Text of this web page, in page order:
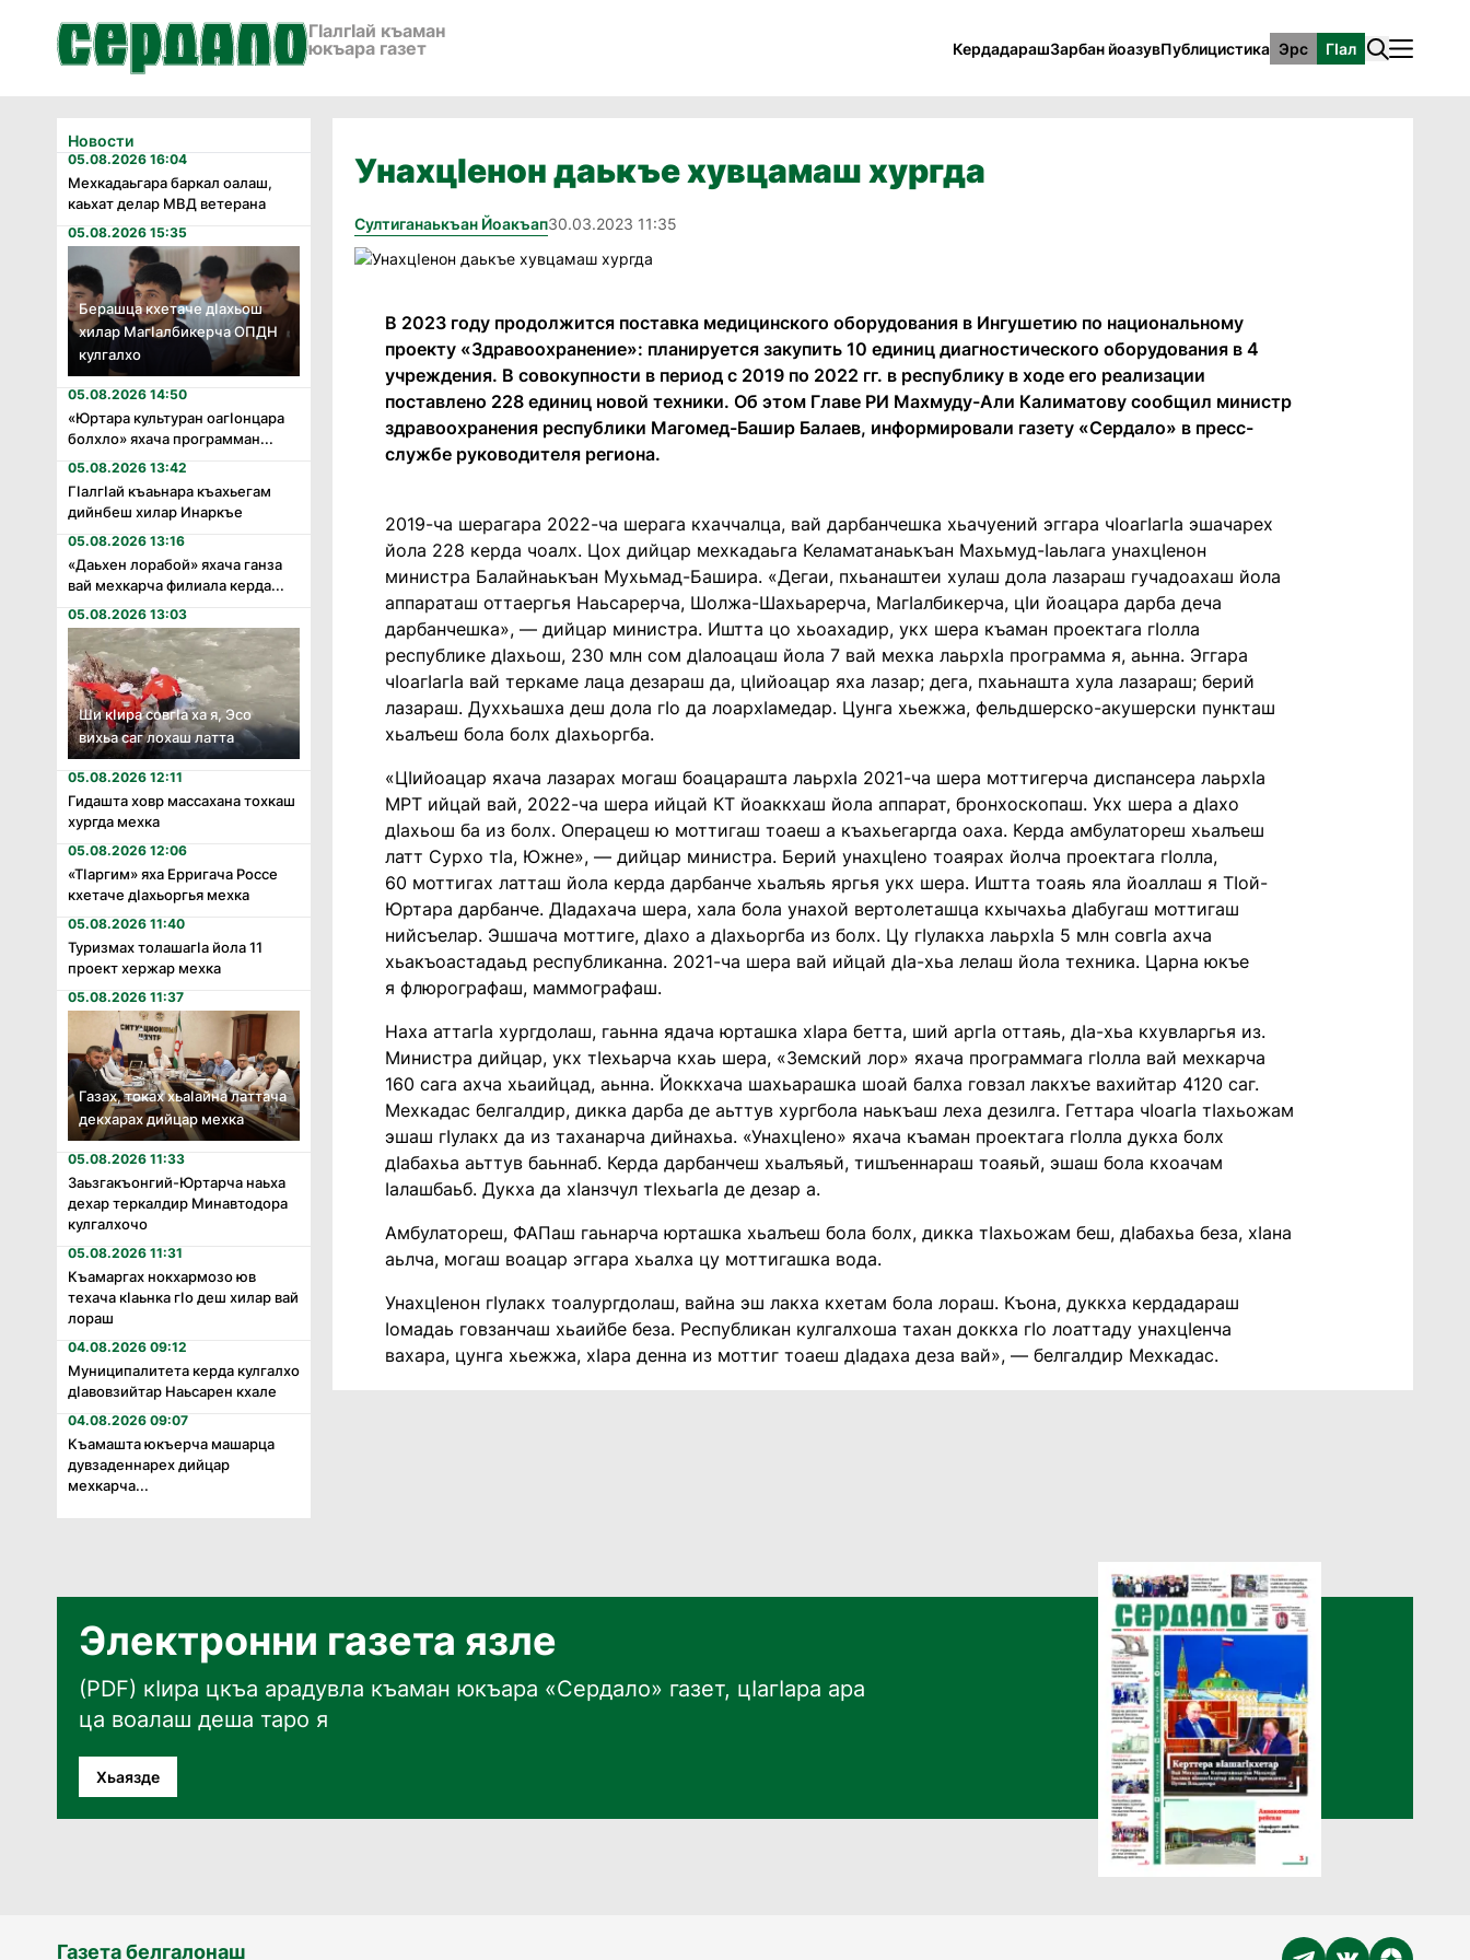
ГӀалгӀай къаман
юкъара газет
КердадарашЗарбан йоазувПублицистика Эрс ГӀал
Новости
05.08.2026 16:04
Мехкадаьгара баркал оалаш,
каьхат делар МВД ветерана
05.08.2026 15:35
Берашца кхетаче дӏахьош
хилар Магӏалбикерча ОПДН
кулгалхо
05.08.2026 14:50
«Юртара культуран оагӏонцара
болхло» яхача программан...
05.08.2026 13:42
Гӏалгӏай къаьнара къахьегам
дийнбеш хилар Инаркъе
05.08.2026 13:16
«Даьхен лорабой» яхача ганза
вай мехкарча филиала керда...
05.08.2026 13:03
Ши кӏира совгӏа ха я, Эсо
вихьа саг лохаш латта
05.08.2026 12:11
Гидашта ховр массахана тохкаш
хургда мехка
05.08.2026 12:06
«Тӏаргим» яха Ерригача Россе
кхетаче дӏахьоргья мехка
05.08.2026 11:40
Туризмах толашагӏа йола 11
проект хержар мехка
05.08.2026 11:37
Газах, токах хьаӏайна латтача
декхарах дийцар мехка
05.08.2026 11:33
Заьзгакъонгий-Юртарча наьха
дехар теркалдир Минавтодора
кулгалхочо
05.08.2026 11:31
Къамаргах нокхармозо юв
техача кӏаьнка гӏо деш хилар вай
лораш
04.08.2026 09:12
Муниципалитета керда кулгалхо
дӏавовзийтар Наьсарен кхале
04.08.2026 09:07
Къамашта юкъерча машарца
дувзаденнарех дийцар
мехкарча...
УнахцIенон даькъе хувцамаш хургда
Султиганаькъан Йоакъап30.03.2023 11:35
В 2023 году продолжится поставка медицинского оборудования в Ингушетию по национальному
проекту «Здравоохранение»: планируется закупить 10 единиц диагностического оборудования в 4
учреждения. В совокупности в период с 2019 по 2022 гг. в республику в ходе его реализации
поставлено 228 единиц новой техники. Об этом Главе РИ Махмуду-Али Калиматову сообщил министр
здравоохранения республики Магомед-Башир Балаев, информировали газету «Сердало» в пресс-
службе руководителя региона.
2019-ча шерагара 2022-ча шерага кхаччалца, вай дарбанчешка хьачуений эггара чIоагIагIа эшачарех
йола 228 керда чоалх. Цох дийцар мехкадаьга Келаматанаькъан Махьмуд-Iаьлага унахцIенон
министра Балайнаькъан Мухьмад-Башира. «Дегаи, пхьанаштеи хулаш дола лазараш гучадоахаш йола
аппараташ оттаергья Наьсарерча, Шолжа-Шахьарерча, МагIалбикерча, цIи йоацара дарба деча
дарбанчешка», — дийцар министра. Иштта цо хьоахадир, укх шера къаман проектага гIолла
республике дIахьош, 230 млн сом дIалоацаш йола 7 вай мехка лаьрхIа программа я, аьнна. Эггара
чIоагIагIа вай теркаме лаца дезараш да, цIийоацар яха лазар; дега, пхаьнашта хула лазараш; берий
лазараш. Духхьашха деш дола гIо да лоархIамедар. Цунга хьежжа, фельдшерско-акушерски пункташ
хьалъеш бола болх дIахьоргба.
«ЦIийоацар яхача лазарах могаш боацарашта лаьрхIа 2021-ча шера моттигерча диспансера лаьрхIа
МРТ ийцай вай, 2022-ча шера ийцай КТ йоаккхаш йола аппарат, бронхоскопаш. Укх шера а дIахо
дIахьош ба из болх. Операцеш ю моттигаш тоаеш а къахьегаргда оаха. Керда амбулатореш хьалъеш
латт Сурхо тIа, Южне», — дийцар министра. Берий унахцIено тоаярах йолча проектага гIолла,
60 моттигах латташ йола керда дарбанче хьалъяь яргья укх шера. Иштта тоаяь яла йоаллаш я ТIой-
Юртара дарбанче. ДIадахача шера, хала бола унахой вертолеташца кхычахьа дIабугаш моттигаш
нийсъелар. Эшшача моттиге, дIахо а дIахьоргба из болх. Цу гIулакха лаьрхIа 5 млн совгIа ахча
хьакъоастадаьд республиканна. 2021-ча шера вай ийцай дIа-хьа лелаш йола техника. Царна юкъе
я флюрографаш, маммографаш.
Наха аттагIа хургдолаш, гаьнна ядача юрташка хIара бетта, ший аргIа оттаяь, дIа-хьа кхувларгья из.
Министра дийцар, укх тIехьарча кхаь шера, «Земский лор» яхача программага гIолла вай мехкарча
160 сага ахча хьаийцад, аьнна. Йоккхача шахьарашка шоай балха говзал лакхъе вахийтар 4120 саг.
Мехкадас белгалдир, дикка дарба де аьттув хургбола наькъаш леха дезилга. Геттара чIоагIа тIахьожам
эшаш гIулакх да из таханарча дийнахьа. «УнахцIено» яхача къаман проектага гIолла дукха болх
дIабахьа аьттув баьннаб. Керда дарбанчеш хьалъяьй, тишъеннараш тоаяьй, эшаш бола кхоачам
Iалашбаьб. Дукха да хIанзчул тIехьагIа де дезар а.
Амбулатореш, ФАПаш гаьнарча юрташка хьалъеш бола болх, дикка тIахьожам беш, дIабахьа беза, хIана
аьлча, могаш воацар эггара хьалха цу моттигашка вода.
УнахцIенон гIулакх тоалургдолаш, вайна эш лакха кхетам бола лораш. Къона, дуккха кердадараш
Iомадаь говзанчаш хьаийбе беза. Республикан кулгалхоша тахан доккха гIо лоаттаду унахцIенча
вахара, цунга хьежжа, хIара денна из моттиг тоаеш дIадаха деза вай», — белгалдир Мехкадас.
Электронни газета язле
(PDF) кӀира цкъа арадувла къаман юкъара «Сердало» газет, цӀагӀара ара
ца воалаш деша таро я
Хьаязде
Газета белгалонаш